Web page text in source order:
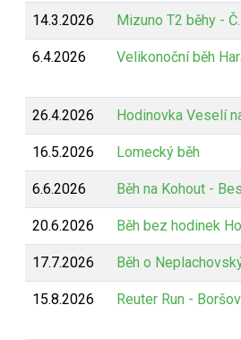
14.3.2026 Mizuno T2 běhy -
6.4.2026 Velikonoční běh
26.4.2026 Hodinovka Veselí
16.5.2026 Lomecký běh
6.6.2026 Běh na Kohout -
20.6.2026 Běh bez hodinek
17.7.2026 Běh o
15.8.2026 Reuter Run -